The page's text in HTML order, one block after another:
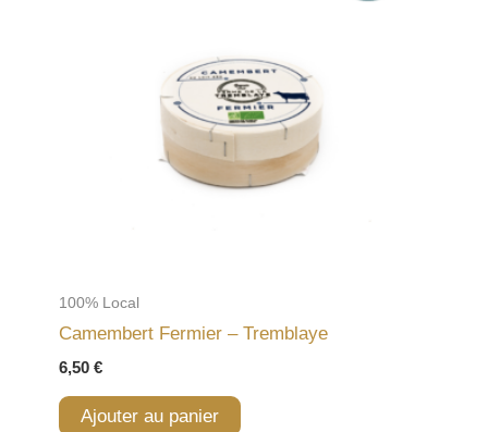
100% Local
Camembert Fermier – Tremblaye
6,50 €
Ajouter au panier